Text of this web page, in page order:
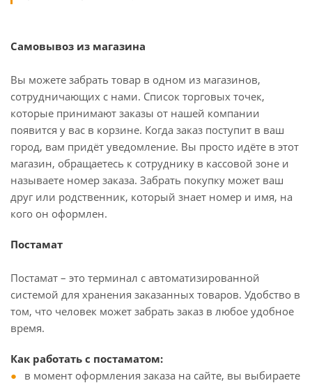
Самовывоз из магазина
Вы можете забрать товар в одном из магазинов,
сотрудничающих с нами. Список торговых точек,
которые принимают заказы от нашей компании
появится у вас в корзине. Когда заказ поступит в ваш
город, вам придёт уведомление. Вы просто идёте в этот
магазин, обращаетесь к сотруднику в кассовой зоне и
называете номер заказа. Забрать покупку может ваш
друг или родственник, который знает номер и имя, на
кого он оформлен.
Постамат
Постамат – это терминал с автоматизированной
системой для хранения заказанных товаров. Удобство в
том, что человек может забрать заказ в любое удобное
время.
Как работать с постаматом:
в момент оформления заказа на сайте, вы выбираете